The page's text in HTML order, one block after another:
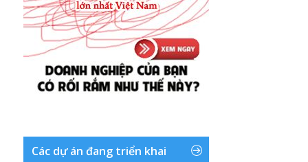
Các dự án đang triển khai